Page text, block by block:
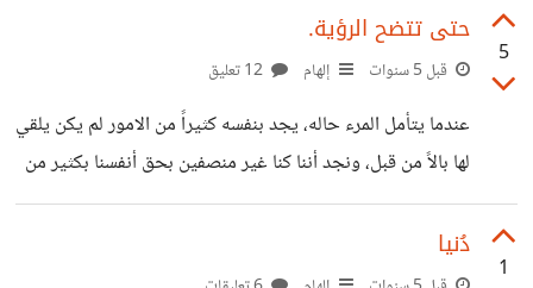
5
حتى تتضح الرؤية.
قبل 5 سنوات إلهام
عندما يتأمل المرء حاله، يجد بنفسه كثيراً من الامور لم يكن يلقي
لها بالاً من قبل، ونجد أننا كنا غير منصفين بحق أنفسنا بكثير من
الاحداث التي واجهناها، فقبل ان ينزل بنا ظلم الغير، نحن ظلمنا
أنفسنا .. نحن نبخل احياناً بحق انفسنا، نمر على لحظات السعادة
مروراً خفيفاً ونغرق بلحظات الحزن ونستهلك طاقتنا فيها ... لا
1
دُنيا